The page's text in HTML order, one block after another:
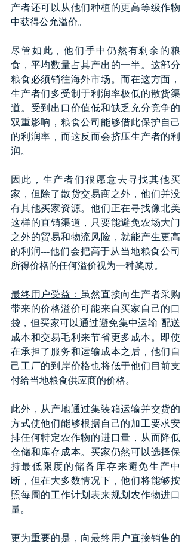
产者还可以从他们种植的更高等级作物
中获得公允溢价。
尽管如此，他们手中仍然有剩余的粮
食，平均数量占其产出的一半。这部分
粮食必须销往海外市场。而在这方面，
生产者们多受制于利润率极低的散货渠
道。受到出口价值低和缺乏充分竞争的
双重影响，粮食公司能够借此保护自己
的利润率，而这反而会挤压生产者的利
润。
因此，生产者们很愿意去寻找其他买
家，但除了散货交易商之外，他们并没
有其他买家资源。他们正在寻找像北美
这样的直销渠道，只要能避免农场大门
之外的贸易和物流风险，就能产生更高
的利润---他们会把高于从当地粮食公司
所得价格的任何溢价视为一种奖励。
最终用户受益：虽然直接向生产者采购
带来的价格溢价可能来自买家自己的口
袋，但买家可以通过避免集中运输-配送
成本和交易毛利来节省更多成本。即使
在承担了服务和运输成本之后，他们自
己工厂的到岸价格也将低于他们目前支
付给当地粮食供应商的价格。
此外，从产地通过集装箱运输并交货的
方式使他们能够根据自己的加工要求安
排任何特定农作物的进口量，从而降低
仓储和库存成本。买家仍然可以选择保
持最低限度的储备库存来避免生产中
断，但在大多数情况下，他们将能够按
照每周的工作计划表来规划农作物进口
量。
更为重要的是，向最终用户直接销售的